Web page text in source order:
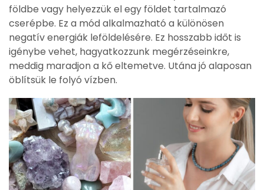
földbe vagy helyezzük el egy földet tartalmazó
cserépbe. Ez a mód alkalmazható a különösen
negatív energiák leföldelésére. Ez hosszabb időt is
igénybe vehet, hagyatkozzunk megérzéseinkre,
meddig maradjon a kő eltemetve. Utána jó alaposan
öblítsük le folyó vízben.